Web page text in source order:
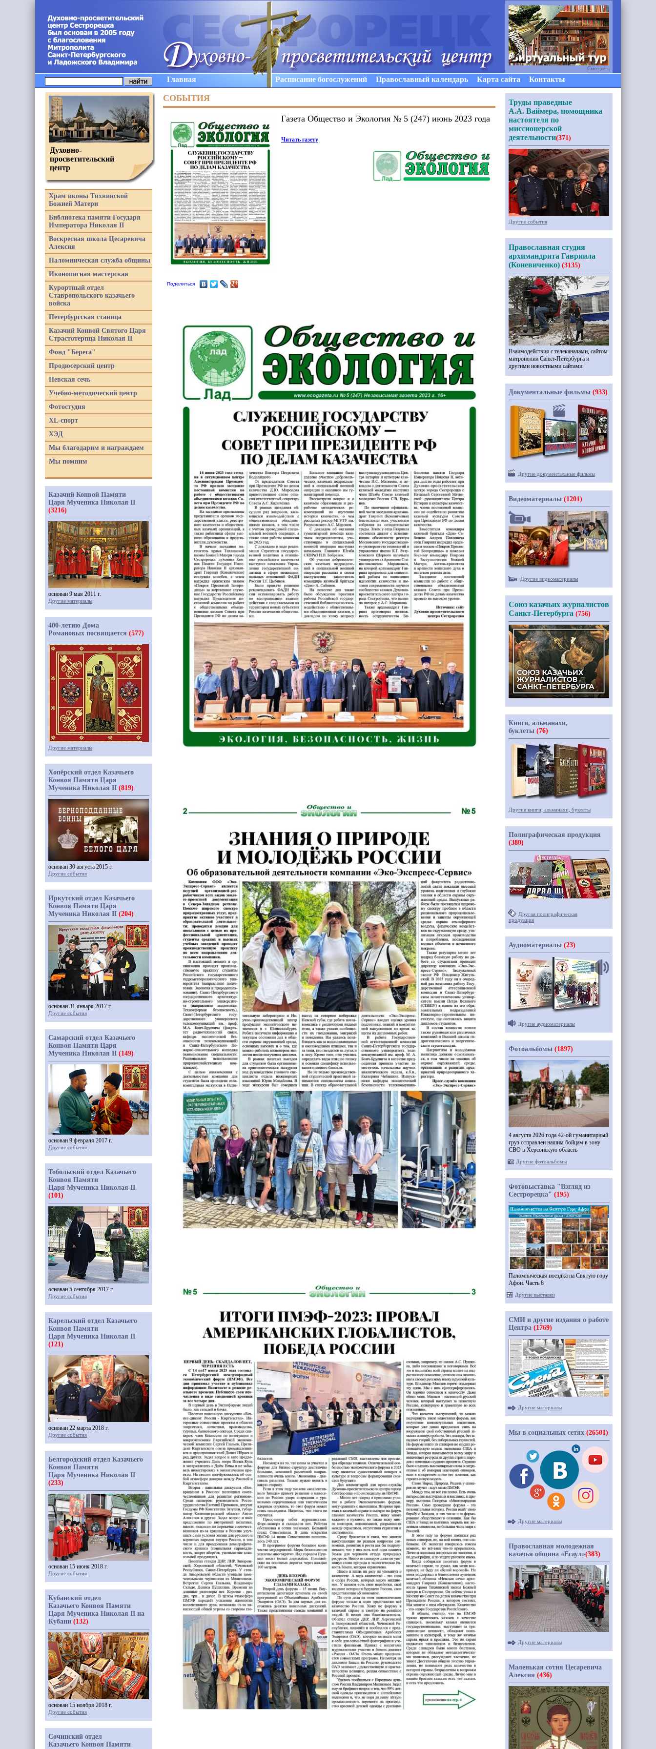
Главная Расписание богослужений Православный календарь Карта сайта Контакты
СОБЫТИЯ
Поделиться
Газета Общество и Экология № 5 (247) июнь 2023 года
Читать газету
Духовно-
просветительский
центр
Храм иконы Тихвинской
Божией Матери
Библиотека памяти Государя
Императора Николая II
Воскресная школа Цесаревича
Алексия
Паломническая служба общины
Иконописная мастерская
Курортный отдел
Ставропольского казачьего
войска
Петербургская станица
Казачий Конвой Святого Царя
Страстотерпца Николая II
Фонд "Берега"
Продюсерский центр
Невская сечь
Учебно-методический центр
Фотостудия
XL-спорт
ХЭД
Мы благодарим и награждаем
Мы помним
Казачий Конвой Памяти
Царя Мученика Николая II
(3216)
основан 9 мая 2011 г.
Другие материалы
400-летию Дома
Романовых посвящается (577)
Другие материалы
Хопёрский отдел Казачьего
Конвоя Памяти Царя
Мученика Николая II (819)
основан 30 августа 2015 г.
Другие события
Иркутский отдел Казачьего
Конвоя Памяти Царя
Мученика Николая II (204)
основан 31 января 2017 г.
Другие события
Самарский отдел Казачьего
Конвоя Памяти Царя
Мученика Николая II (149)
основан 9 февраля 2017 г.
Другие события
Тобольский отдел Казачьего
Конвоя Памяти
Царя Мученика Николая II
(101)
основан 5 сентября 2017 г.
Другие события
Карельский отдел Казачьего
Конвоя Памяти
Царя Мученика Николая II
(121)
основан 22 марта 2018 г.
Другие события
Белгородский отдел Казачьего
Конвоя Памяти
Царя Мученика Николая II
(233)
основан 15 июня 2018 г.
Другие события
Кубанский отдел
Казачьего Конвоя Памяти
Царя Мученика Николая II на
Кубани (132)
основан 15 ноября 2018 г.
Другие события
Сочинский отдел
Казачьего Конвоя Памяти
Смотреть
Труды праведные
А.А. Ваймера, помощника
настоятеля по
миссионерской
деятельности(371)
Другие события
Православная студия
архимандрита Гавриила
(Коневиченко) (3135)
Взаимодействия с телеканалами, сайтом
митрополии Санкт-Петербурга и
другими новостными сайтами
Документальные фильмы (933)
Другие документальные фильмы
Видеоматериалы (1201)
Другие видеоматериалы
Союз казачьих журналистов
Санкт-Петербурга (756)
Книги, альманахи,
буклеты (76)
Другие книги, альманахи, буклеты
Полиграфическая продукция
(380)
Другая полиграфическая
продукция
Аудиоматериалы (23)
Другие аудиоматериалы
Фотоальбомы (1897)
4 августа 2026 года 42-ой гуманитарный
груз отправлен нашим бойцам в зону
СВО в Херсонскую область
Другие фотоальбомы
Фотовыставка "Взгляд из
Сестрорецка" (195)
Паломническая поездка на Святую гору
Афон. Часть 8
Другие выставки
СМИ и другие издания о работе
Центра (1769)
Другие материалы
Мы в социальных сетях (26501)
Другие материалы
Православная молодежная
казачья община «Есаул»(383)
Другие материалы
Маленькая сотня Цесаревича
Алексия (436)